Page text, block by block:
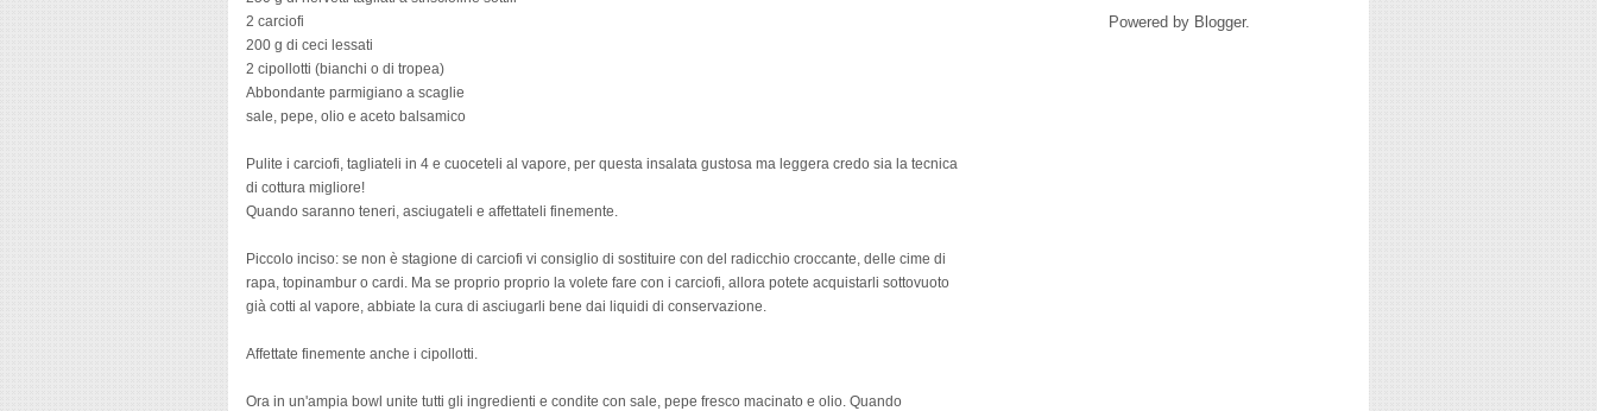
2 carciofi
200 g di ceci lessati
2 cipollotti (bianchi o di tropea)
Abbondante parmigiano a scaglie
sale, pepe, olio e aceto balsamico
Pulite i carciofi, tagliateli in 4 e cuoceteli al vapore, per questa insalata gustosa ma leggera credo sia la tecnica
di cottura migliore!
Quando saranno teneri, asciugateli e affettateli finemente.
Piccolo inciso: se non è stagione di carciofi vi consiglio di sostituire con del radicchio croccante, delle cime di
rapa, topinambur o cardi. Ma se proprio proprio la volete fare con i carciofi, allora potete acquistarli sottovuoto
già cotti al vapore, abbiate la cura di asciugarli bene dai liquidi di conservazione.
Affettate finemente anche i cipollotti.
Ora in un'ampia bowl unite tutti gli ingredienti e condite con sale, pepe fresco macinato e olio. Quando
Powered by Blogger.